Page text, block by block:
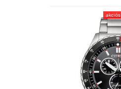
akciós